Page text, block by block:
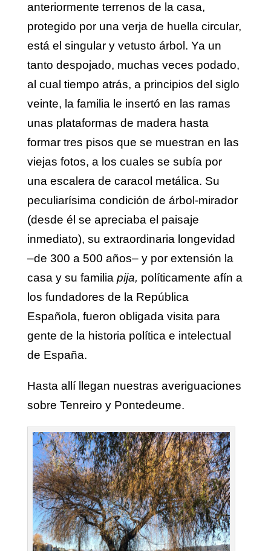
anteriormente terrenos de la casa,
protegido por una verja de huella circular,
está el singular y vetusto árbol. Ya un
tanto despojado, muchas veces podado,
al cual tiempo atrás, a principios del siglo
veinte, la familia le insertó en las ramas
unas plataformas de madera hasta
formar tres pisos que se muestran en las
viejas fotos, a los cuales se subía por
una escalera de caracol metálica. Su
peculiarísima condición de árbol-mirador
(desde él se apreciaba el paisaje
inmediato), su extraordinaria longevidad
–de 300 a 500 años– y por extensión la
casa y su familia pija, políticamente afín a
los fundadores de la República
Española, fueron obligada visita para
gente de la historia política e intelectual
de España.
Hasta allí llegan nuestras averiguaciones
sobre Tenreiro y Pontedeume.